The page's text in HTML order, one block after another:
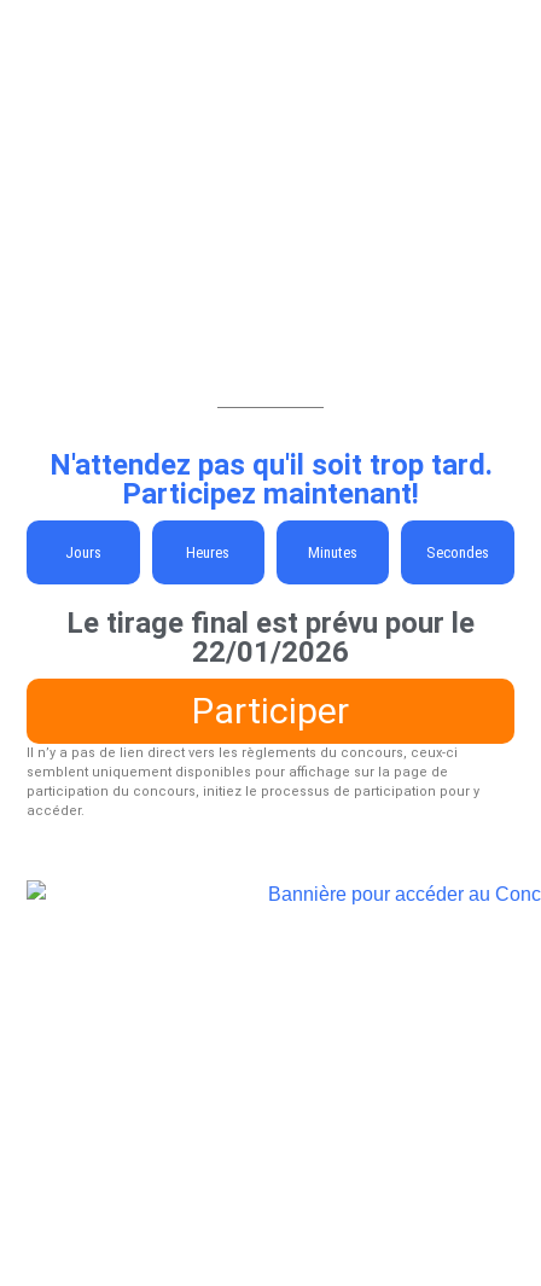
N'attendez pas qu'il soit trop tard.
Participez maintenant!
Jours Heures Minutes Secondes
Le tirage final est prévu pour le
22/01/2026
Participer
Il n’y a pas de lien direct vers les règlements du concours, ceux-ci
semblent uniquement disponibles pour affichage sur la page de
participation du concours, initiez le processus de participation pour y
accéder.